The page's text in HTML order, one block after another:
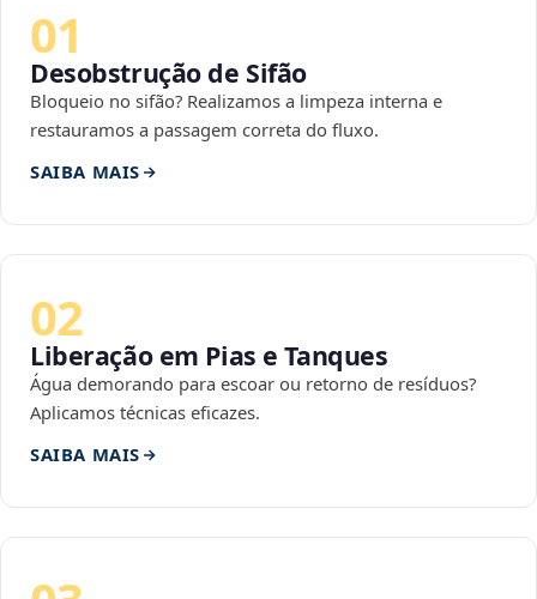
01
Desobstrução de Sifão
Bloqueio no sifão? Realizamos a limpeza interna e
restauramos a passagem correta do fluxo.
SAIBA MAIS
02
Liberação em Pias e Tanques
Água demorando para escoar ou retorno de resíduos?
Aplicamos técnicas eficazes.
SAIBA MAIS